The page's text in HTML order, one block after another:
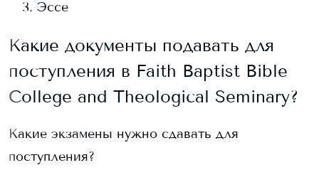
Эссе
Какие документы подавать для
поступления в Faith Baptist Bible
College and Theological Seminary?
Какие экзамены нужно сдавать для
поступления?